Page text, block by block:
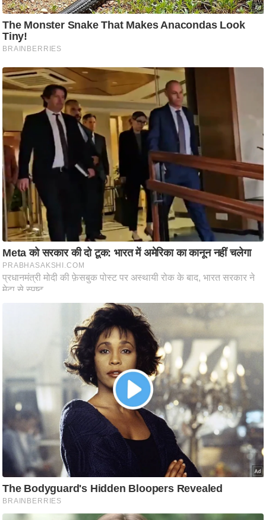
वि
श्ले
ष
ण
स
म
सा
म
यि
क
मा
तृ
भू
मि
स्तं
भ
ए
म
.
चा
य
प
र
स
मी
क्षा